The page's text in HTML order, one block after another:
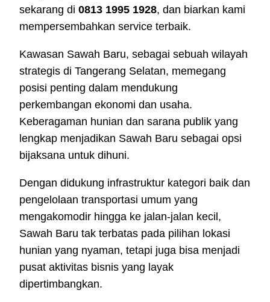
sekarang di 0813 1995 1928, dan biarkan kami
mempersembahkan service terbaik.
Kawasan Sawah Baru, sebagai sebuah wilayah
strategis di Tangerang Selatan, memegang
posisi penting dalam mendukung
perkembangan ekonomi dan usaha.
Keberagaman hunian dan sarana publik yang
lengkap menjadikan Sawah Baru sebagai opsi
bijaksana untuk dihuni.
Dengan didukung infrastruktur kategori baik dan
pengelolaan transportasi umum yang
mengakomodir hingga ke jalan-jalan kecil,
Sawah Baru tak terbatas pada pilihan lokasi
hunian yang nyaman, tetapi juga bisa menjadi
pusat aktivitas bisnis yang layak
dipertimbangkan.